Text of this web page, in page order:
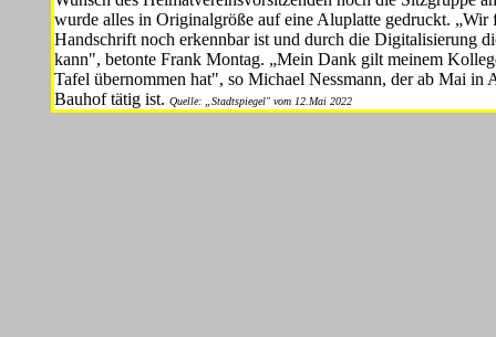
wurde alles in Originalgröße auf eine Aluplatte gedruckt. „Wir
Handschrift noch erkennbar ist und durch die Digitalisierung
kann", betonte Frank Montag. „Mein Dank gilt meinem
Tafel übernommen hat", so Michael Nessmann, der ab Mai
Bauhof tätig ist. Quelle: „Stadtspiegel" vom 12.Mai 2022